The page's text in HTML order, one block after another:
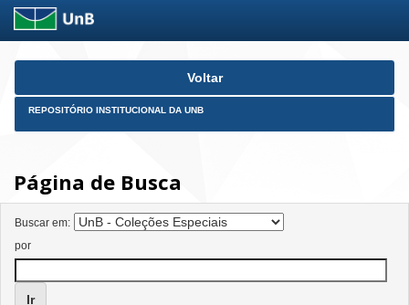
Skip
Voltar
REPOSITÓRIO INSTITUCIONAL DA UNB
Página de Busca
Buscar em:
por